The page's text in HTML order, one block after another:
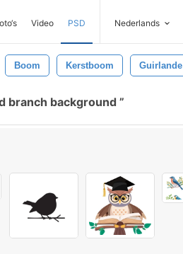
Video PSD Nederlands
Boom Kerstboom Guirlande
branch background